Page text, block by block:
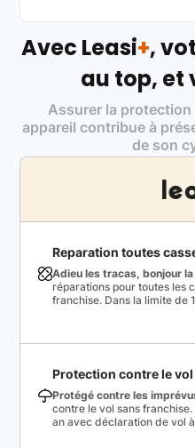
Avec Leasi+,
au top, et
Assurer la
appareil contribue à
de son
Reparation toutes
Adieu les tracas, bonjour
réparations pour toutes les
franchise. Dans la limite de
Protection contre le vol
Protégé contre les
contre le vol sans
an avec déclaration de vol